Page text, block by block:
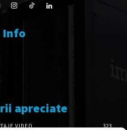
Info
apreciate
VIDEO 323